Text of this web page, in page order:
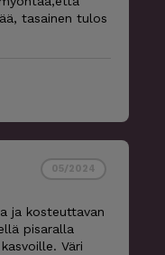
tasainen tulos
05/2024
ja kosteuttavan
pisaralla
Väri